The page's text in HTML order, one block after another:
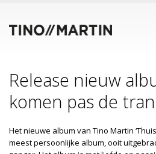
Release nieuw
komen pas de
Het nieuwe album van Tino Martin
meest persoonlijke album, ooit